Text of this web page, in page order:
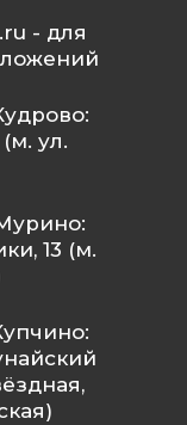
- для
ул.
13 (м.